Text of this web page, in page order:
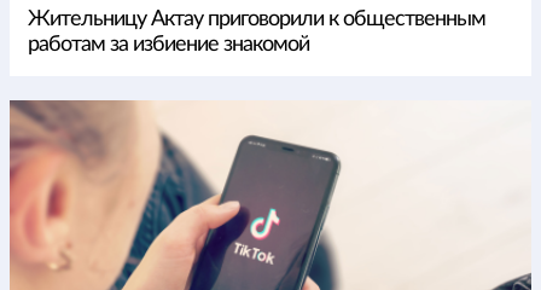
Жительницу Актау приговорили к общественным
работам за избиение знакомой